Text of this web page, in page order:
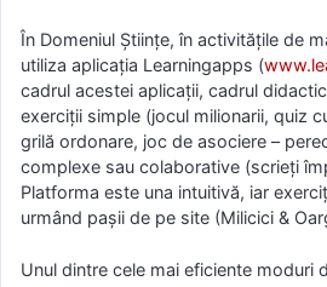
În Domeniul Științe, în activitățile de
utiliza aplicația Learningapps (
cadrul acestei aplicații, cadrul
exerciții simple (jocul milionarii, quiz
grilă ordonare, joc de asociere –
complexe sau colaborative (scrieți
Platforma este una intuitivă, iar
urmând pașii de pe site (Milicici &
Unul dintre cele mai eficiente moduri